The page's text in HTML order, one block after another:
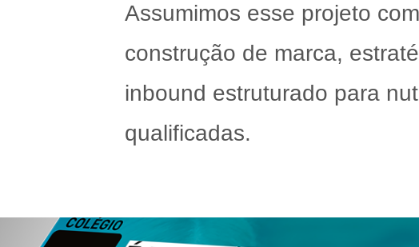
Assumimos esse projeto
construção de marca,
inbound estruturado para
qualificadas.